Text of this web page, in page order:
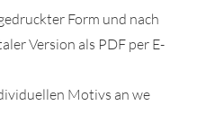
Form und nach
Version als PDF per E-
Motivs an we